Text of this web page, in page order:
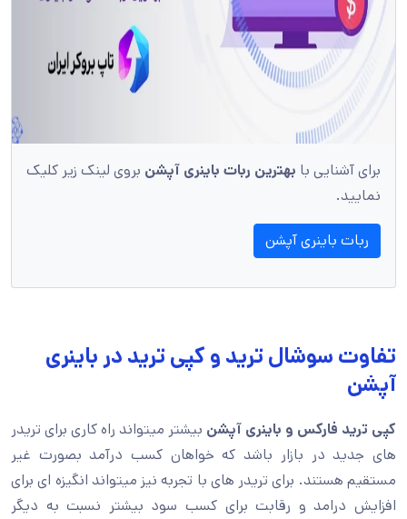
برای آشنایی با بهترین ربات باینری آپشن بروی لینک زیر کلیک
نمایید.
ربات باینری آپشن
تفاوت سوشال ترید و کپی ترید در باینری
آپشن
کپی ترید فارکس و باینری آپشن بیشتر میتواند راه کاری برای تریدر
های جدید در بازار باشد که خواهان کسب درآمد بصورت غیر
مستقیم هستند. برای تریدر های با تجربه نیز میتواند انگیزه ای برای
افزایش درامد و رقابت برای کسب سود بیشتر نسبت به دیگر